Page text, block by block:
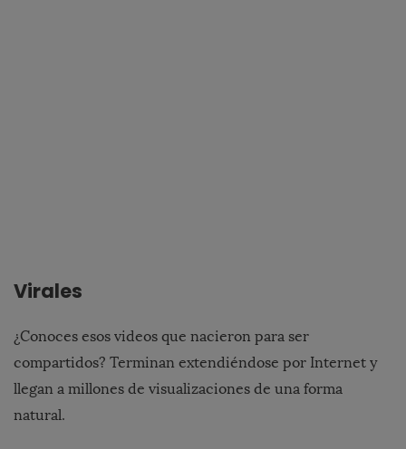
Virales
¿Conoces esos videos que nacieron para ser
compartidos? Terminan extendiéndose por Internet y
llegan a millones de visualizaciones de una forma
natural.